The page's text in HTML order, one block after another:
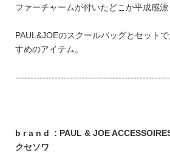
ファーチャームが付いたどこか平成感漂
PAUL&JOEのスクールバッグとセット
すめのアイテム。
b r a n d : PAUL & JOE
クセソワ